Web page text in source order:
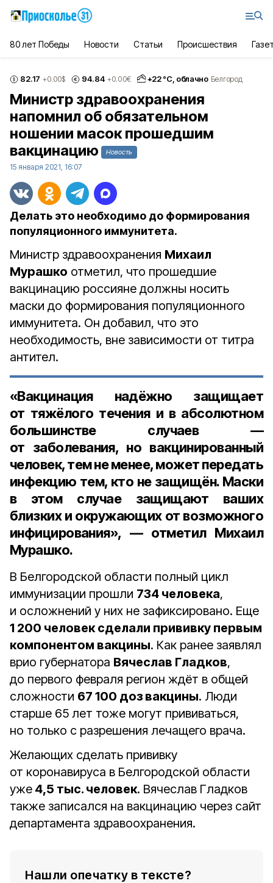
80 лет Победы Новости Статьи Происшествия
82.17 +0.00$ 94.84 +0.00€ +22°С, облачно Белгород
Министр здравоохранения
напомнил об обязательном
ношении масок прошедшим
вакцинацию
Новость
15 января 2021, 16:07
Делать это необходимо до формирования
популяционного иммунитета.
Министр здравоохранения Михаил
Мурашко отметил, что прошедшие
вакцинацию россияне должны носить
маски до формирования популяционного
иммунитета. Он добавил, что это
необходимость, вне зависимости от титра
антител.
«Вакцинация надёжно защищает
от тяжёлого течения и в абсолютном
большинстве случаев —
от заболевания, но вакцинированный
человек, тем не менее, может передать
инфекцию тем, кто не защищён. Маски
в этом случае защищают ваших
близких и окружающих от возможного
инфицирования», — отметил Михаил
Мурашко.
В Белгородской области полный цикл
иммунизации прошли 734 человека,
и осложнений у них не зафиксировано. Еще
1 200 человек сделали прививку первым
компонентом вакцины. Как ранее заявлял
врио губернатора Вячеслав Гладков,
до первого февраля регион ждёт в общей
сложности 67 100 доз вакцины. Люди
старше 65 лет тоже могут прививаться,
но только с разрешения лечащего врача.
Желающих сделать прививку
от коронавируса в Белгородской области
уже 4,5 тыс. человек. Вячеслав Гладков
также записался на вакцинацию через сайт
департамента здравоохранения.
Нашли опечатку в тексте?